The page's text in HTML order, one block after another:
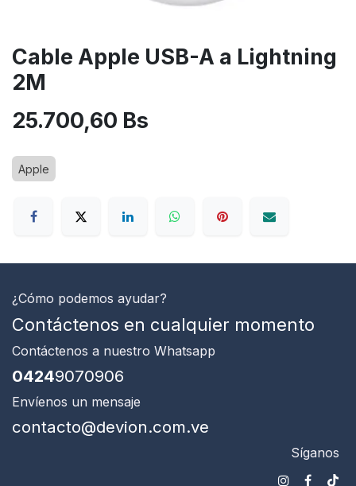
Cable Apple USB-A a Lightning
2M
25.700,60 Bs
Apple
¿Cómo podemos ayudar?
Contáctenos en cualquier momento
Contáctenos a nuestro Whatsapp
04249070906
Envíenos un mensaje
contacto@devion.com.ve
Síganos